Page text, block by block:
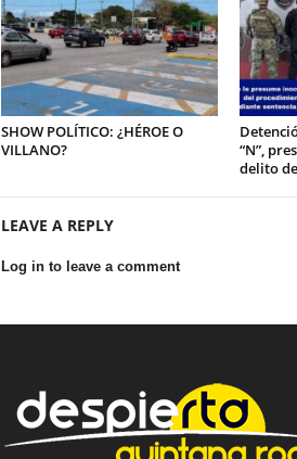
SHOW POLÍTICO: ¿HÉROE O
VILLANO?
“N”,
delito
LEAVE A REPLY
Log in to leave a comment